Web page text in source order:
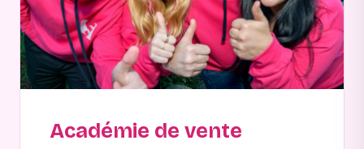
Académie de vente